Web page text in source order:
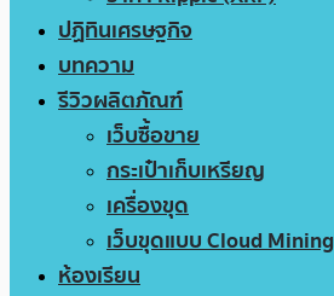
ปฏิทินเศรษฐกิจ
บทความ
รีวิวผลิตภัณฑ์
เว็บซื้อขาย
กระเป๋าเก็บเหรียญ
เครื่องขุด
เว็บขุดแบบ Cloud Mining
ห้องเรียน